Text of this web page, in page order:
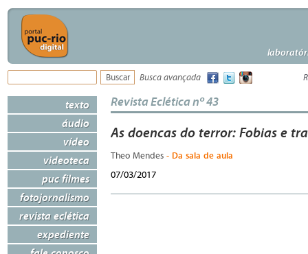
Busca avançada
texto
áudio
vídeo
videoteca
puc filmes
fotojornalismo
revista eclética
expediente
Revista Eclética nº 43
As doencas do terror: Fobias e
Theo Mendes - Da sala de aula
07/03/2017